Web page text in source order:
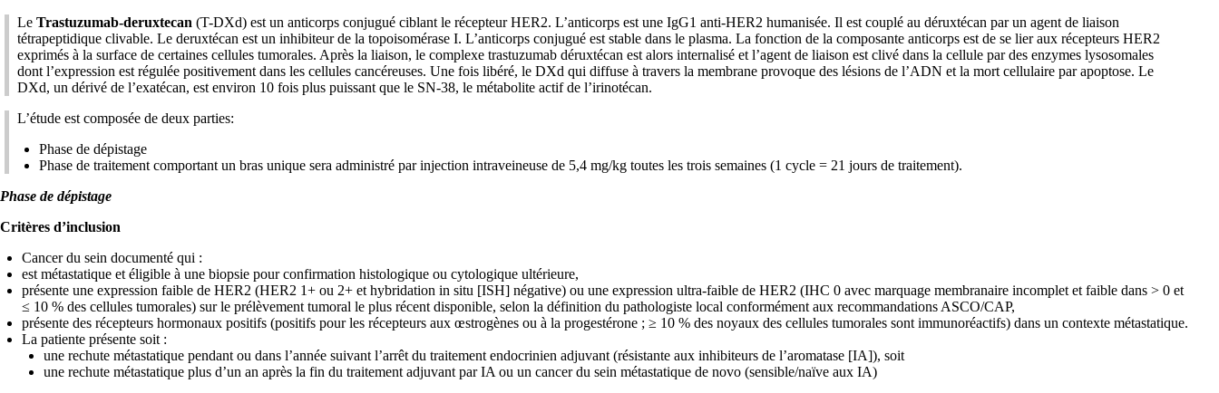
LeTrastuzumab-deruxtecan (T-DXd) est un anticorps conjugué ciblant le récepteur HER2. L’anticorps est une IgG1 anti-HER2 humanisée. Il est couplé au déruxtécan par un agent de liaison
tétrapeptidique clivable. Le deruxtécan est un inhibiteur de la topoisomérase I. L’anticorps conjugué est stable dans le plasma. La fonction de la composante anticorps est de se lier aux récepteurs HER2
exprimés à la surface de certaines cellules tumorales. Après la liaison, le complexe trastuzumab déruxtécan est alors internalisé et l’agent de liaison est clivé dans la cellule par des enzymes lysosomales
dont l’expression est régulée positivement dans les cellules cancéreuses. Une fois libéré, le DXd qui diffuse à travers la membrane provoque des lésions de l’ADN et la mort cellulaire par apoptose. Le
DXd, un dérivé de l’exatécan, est environ 10 fois plus puissant que le SN-38, le métabolite actif de l’irinotécan.
L’étude est composée de deux parties:
Phase de dépistage
Phase de traitement comportant un bras unique sera administré par injection intraveineuse de 5,4 mg/kg toutes les trois semaines (1 cycle = 21 jours de traitement).
Phase de dépistage
Critères d’inclusion
Cancer du sein documenté qui :
est métastatique et éligible à une biopsie pour confirmation histologique ou cytologique ultérieure,
présente une expression faible de HER2 (HER2 1+ ou 2+ et hybridation in situ [ISH] négative) ou une expression ultra-faible de HER2 (IHC 0 avec marquage membranaire incomplet et faible dans > 0 et
≤ 10 % des cellules tumorales) sur le prélèvement tumoral le plus récent disponible, selon la définition du pathologiste local conformément aux recommandations ASCO/CAP,
présente des récepteurs hormonaux positifs (positifs pour les récepteurs aux œstrogènes ou à la progestérone ; ≥ 10 % des noyaux des cellules tumorales sont immunoréactifs) dans un contexte métastatique.
La patiente présente soit :
une rechute métastatique pendant ou dans l’année suivant l’arrêt du traitement endocrinien adjuvant (résistante aux inhibiteurs de l’aromatase [IA]), soit
une rechute métastatique plus d’un an après la fin du traitement adjuvant par IA ou un cancer du sein métastatique de novo (sensible/naïve aux IA)